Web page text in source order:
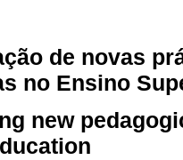
de novas
no Ensino
new